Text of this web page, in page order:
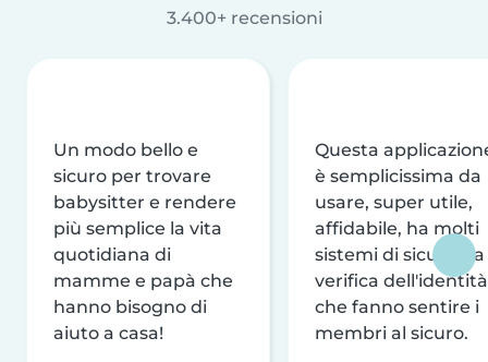
3.400+ recensioni
Un modo bello e
sicuro per trovare
babysitter e rendere
più semplice la vita
quotidiana di
mamme e papà che
hanno bisogno di
aiuto a casa!
Questa
è semplicissima da
usare, super utile,
affidabile, ha molti
sistemi di sicurezza
verifica dell'identità
che fanno sentire i
membri al sicuro.